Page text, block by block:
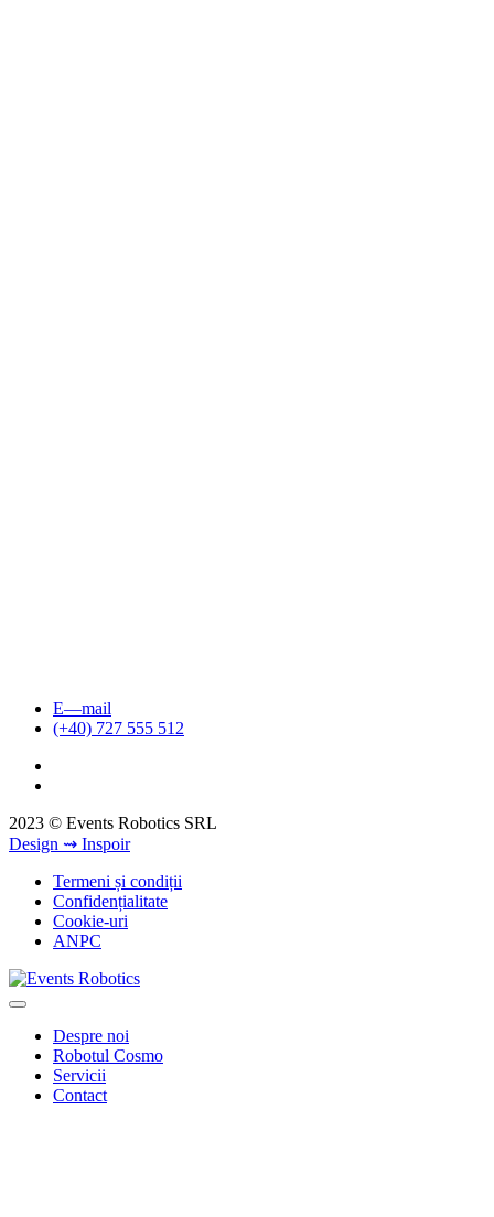
E—mail
(+40) 727 555 512
2023 © Events Robotics SRL
Design ⇝ Inspoir
Termeni și condiții
Confidențialitate
Cookie-uri
ANPC
Despre noi
Robotul Cosmo
Servicii
Contact